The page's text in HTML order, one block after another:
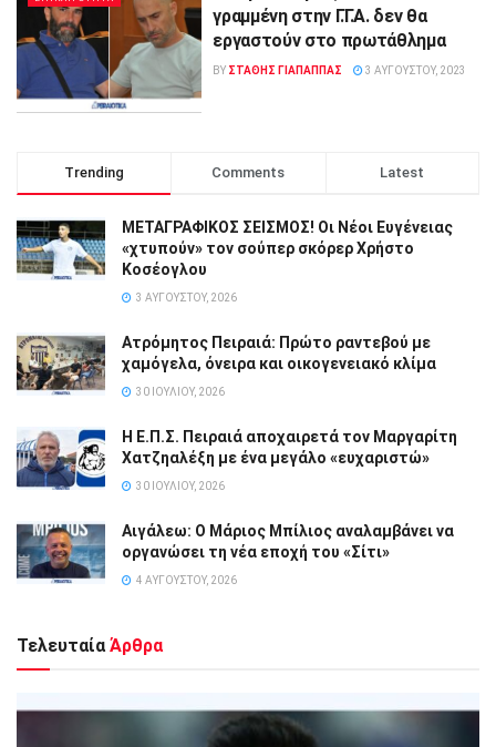
γραμμένη στην Γ.Γ.Α. δεν θα
εργαστούν στο πρωτάθλημα
BY ΣΤΑΘΗΣ ΓΊΑΠΑΠΠΑΣ 3 ΑΥΓΟΎΣΤΟΥ, 2023
Trending Comments Latest
ΜΕΤΑΓΡΑΦΙΚΟΣ ΣΕΙΣΜΟΣ! Οι Νέοι Ευγένειας
«χτυπούν» τον σούπερ σκόρερ Χρήστο
Κοσέογλου
3 ΑΥΓΟΎΣΤΟΥ, 2026
Ατρόμητος Πειραιά: Πρώτο ραντεβού με
χαμόγελα, όνειρα και οικογενειακό κλίμα
30 ΙΟΥΛΊΟΥ, 2026
Η Ε.Π.Σ. Πειραιά αποχαιρετά τον Μαργαρίτη
Χατζηαλέξη με ένα μεγάλο «ευχαριστώ»
30 ΙΟΥΛΊΟΥ, 2026
Αιγάλεω: Ο Μάριος Μπίλιος αναλαμβάνει να
οργανώσει τη νέα εποχή του «Σίτι»
4 ΑΥΓΟΎΣΤΟΥ, 2026
Τελευταία Άρθρα